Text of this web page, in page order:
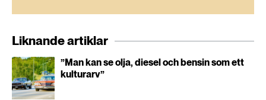
Liknande artiklar
”Man kan se olja, diesel och bensin som ett
kulturarv”